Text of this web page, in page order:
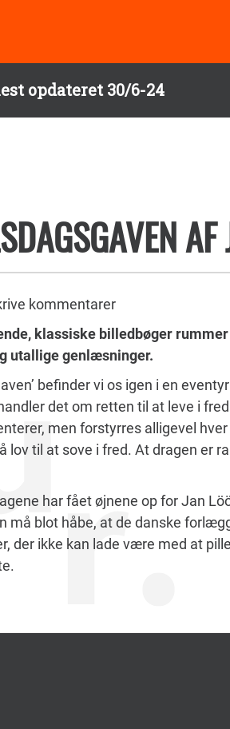
opdateret 30/6-24
kommentarer
klassiske billedbøger
utallige genlæsninger.
befinder vi os igen i en
det om retten til at leve i
men forstyrres alligevel
lov til at sove i fred. At dragen er
har fået øjnene op for Jan
må blot håbe, at de danske
der ikke kan lade være med at